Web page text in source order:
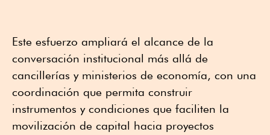
Este esfuerzo ampliará el alcance de la
conversación institucional más allá de
cancillerías y ministerios de economía, con una
coordinación que permita construir
instrumentos y condiciones que faciliten la
movilización de capital hacia proyectos